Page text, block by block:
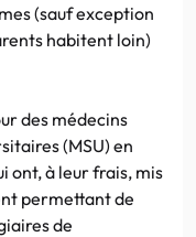
(sauf exception
habitent loin)
des médecins
(MSU) en
ont, à leur frais, mis
permettant de
de